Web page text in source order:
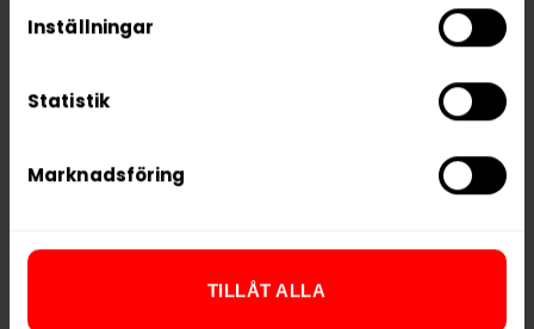
Inställningar
Statistik
Marknadsföring
TILLÅT ALLA
Portioner per dosa
Varumärke
RELATERADE PRODUKTER